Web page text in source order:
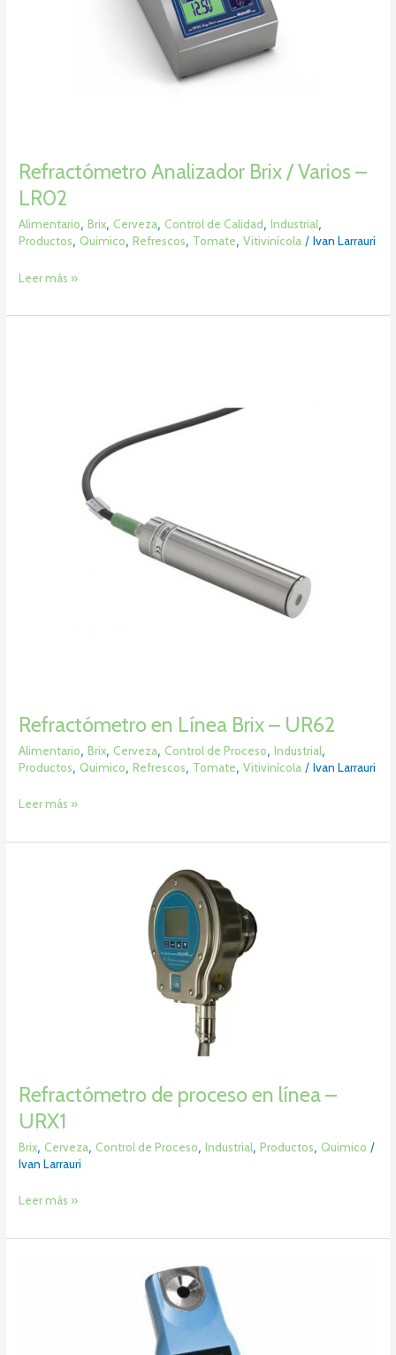
Refractómetro Analizador Brix / Varios –
LR02
Alimentario,Brix, Cerveza, Control de Calidad,Industrial,
Productos, Quimico,Refrescos, Tomate,Vitivinícola /Ivan Larrauri
Leer más »
Refractómetro en Línea Brix – UR62
Alimentario,Brix, Cerveza, Control de Proceso,Industrial,
Productos, Quimico,Refrescos, Tomate,Vitivinícola /Ivan Larrauri
Leer más »
Refractómetro de proceso en línea –
URX1
Brix, Cerveza, Control de Proceso,Industrial,Productos, Quimico /
Ivan Larrauri
Leer más »